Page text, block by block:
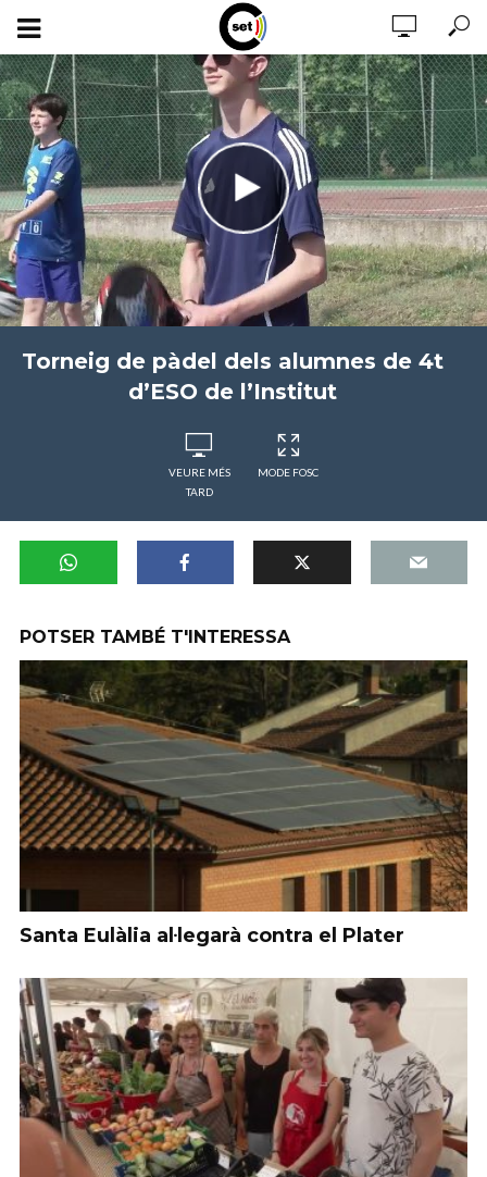
Torneig de pàdel dels alumnes de 4t
d’ESO de l’Institut
VEURE MÉS
TARD
MODE FOSC
POTSER TAMBÉ T'INTERESSA
Santa Eulàlia al·legarà contra el Plater